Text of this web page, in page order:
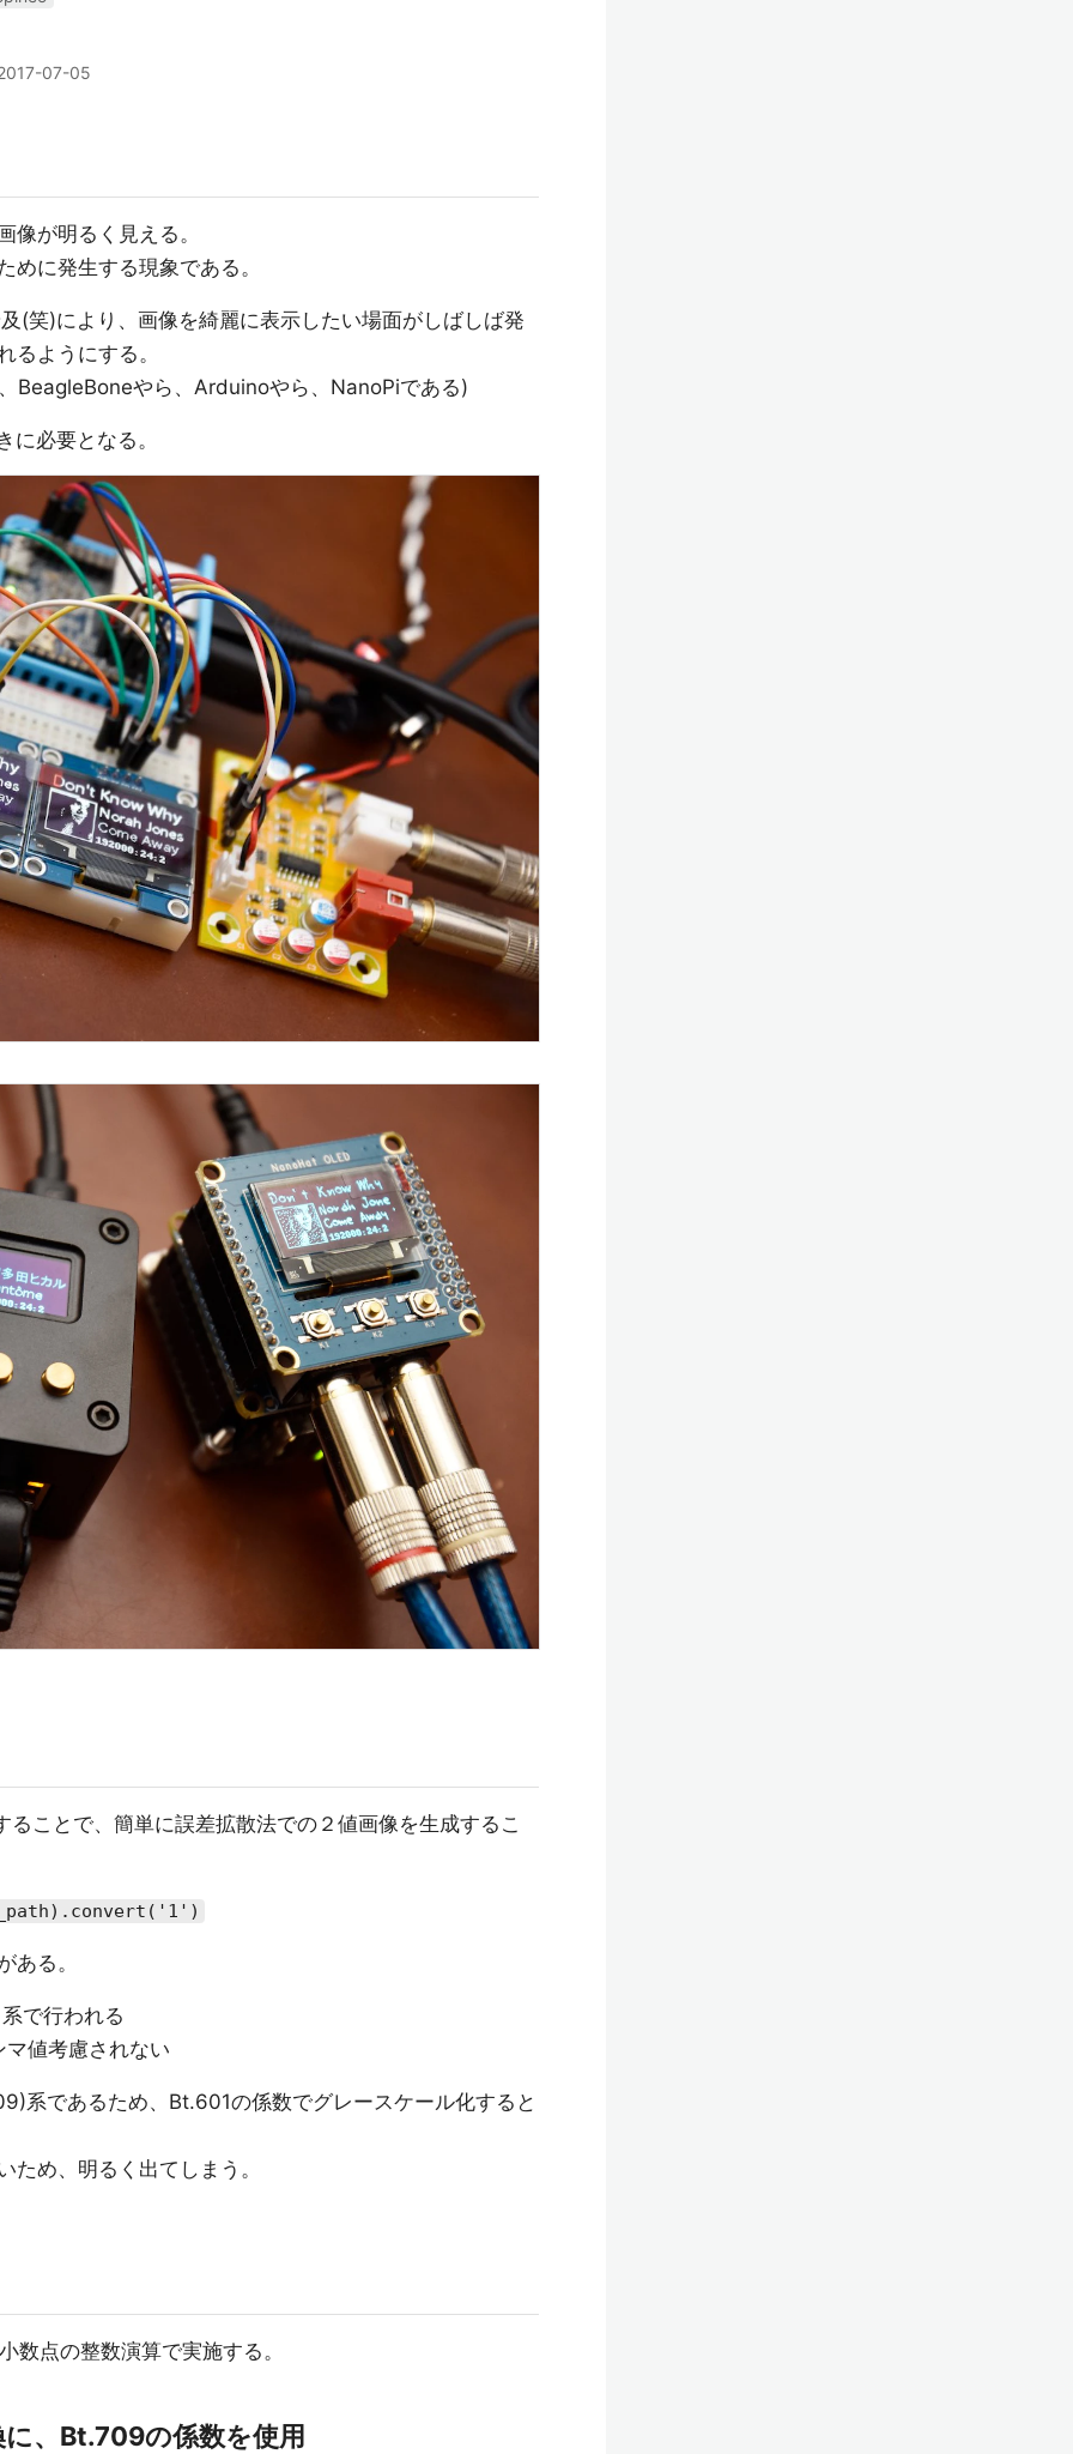
07-05
像が明るく見える。
めに発生する現象である。
(笑)により、画像を綺麗に表示したい場面がしばしば発
るようにする。
BeagleBoneやら、Arduinoやら、NanoPiである)
必要となる。
ことで、簡単に誤差拡散法での２値画像を生成するこ
ある。
で行われる
値考慮されない
系であるため、Bt.601の係数でグレースケール化すると
ため、明るく出てしまう。
数点の整数演算で実施する。
、Bt.709の係数を使用